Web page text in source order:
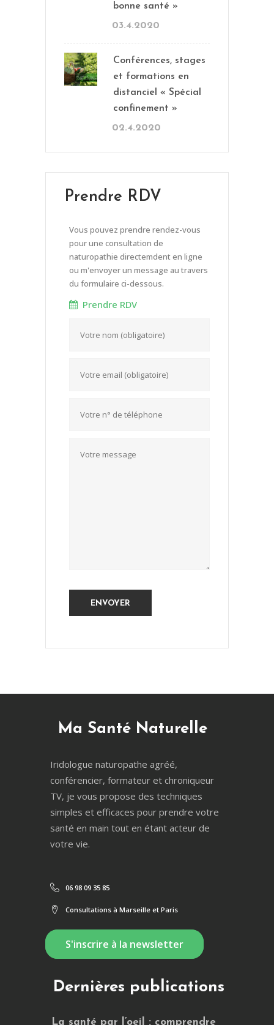
bonne santé »
03.4.2020
Conférences, stages
et formations en
distanciel « Spécial
confinement »
02.4.2020
Prendre RDV
Vous pouvez prendre rendez-vous
pour une consultation de
naturopathie directemdent en ligne
ou m'envoyer un message au travers
du formulaire ci-dessous.
Prendre RDV
Ma Santé Naturelle
Iridologue naturopathe agréé,
conférencier, formateur et chroniqueur
TV, je vous propose des techniques
simples et efficaces pour prendre votre
santé en main tout en étant acteur de
votre vie.
06 98 09 35 85
Consultations à Marseille et Paris
S'inscrire à la newsletter
Dernières publications
La santé par l’oeil : comprendre